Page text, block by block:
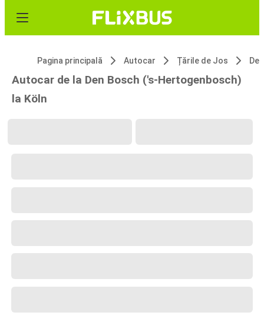
Pagina principală Autocar Țările de Jos
Autocar de la Den Bosch ('s-Hertogenbosch)
la Köln